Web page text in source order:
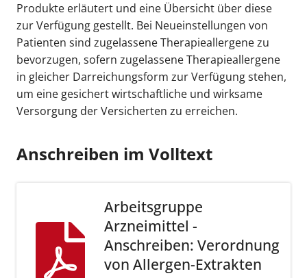
Produkte erläutert und eine Übersicht über diese
zur Verfügung gestellt. Bei Neueinstellungen von
Patienten sind zugelassene Therapieallergene zu
bevorzugen, sofern zugelassene Therapieallergene
in gleicher Darreichungsform zur Verfügung stehen,
um eine gesichert wirtschaftliche und wirksame
Versorgung der Versicherten zu erreichen.
Anschreiben im Volltext
Arbeitsgruppe
Arzneimittel -
Anschreiben: Verordnung
von Allergen-Extrakten